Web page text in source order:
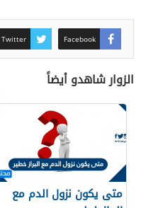
Facebook
Twitter
الزوار شاهدو أيضاً
متى يكون نزول الدم مع